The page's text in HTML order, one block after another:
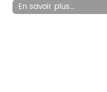
En savoir plus...